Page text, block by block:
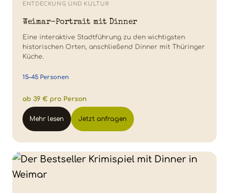
ENTDECKUNG UND KULTUR
Weimar-Portrait mit Dinner
Eine interaktive Stadtführung zu den wichtigsten
historischen Orten, anschließend Dinner mit Thüringer
Küche.
15–45 Personen
ab 39 € pro Person
Mehr lesen Jetzt anfragen